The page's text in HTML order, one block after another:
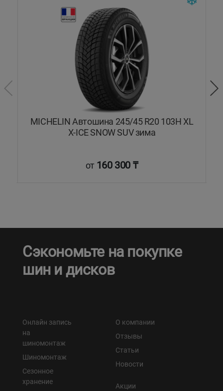
MICHELIN Автошина 245/45 R20 103H XL
X-ICE SNOW SUV зима
от 160 300 ₸
Сэкономьте на покупке
шин и дисков
Онлайн запись
на
шиномонтаж
Шиномонтаж
Сезонное
хранение
О компании
Отзывы
Статьи
Новости
Акции